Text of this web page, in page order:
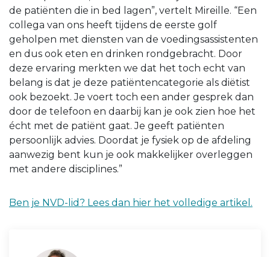
de patiënten die in bed lagen”, vertelt Mireille. “Een
collega van ons heeft tijdens de eerste golf
geholpen met diensten van de voedingsassistenten
en dus ook eten en drinken rondgebracht. Door
deze ervaring merkten we dat het toch echt van
belang is dat je deze patiëntencategorie als diëtist
ook bezoekt. Je voert toch een ander gesprek dan
door de telefoon en daarbij kan je ook zien hoe het
écht met de patiënt gaat. Je geeft patiënten
persoonlijk advies. Doordat je fysiek op de afdeling
aanwezig bent kun je ook makkelijker overleggen
met andere disciplines.”
Ben je NVD-lid? Lees dan hier het volledige artikel.